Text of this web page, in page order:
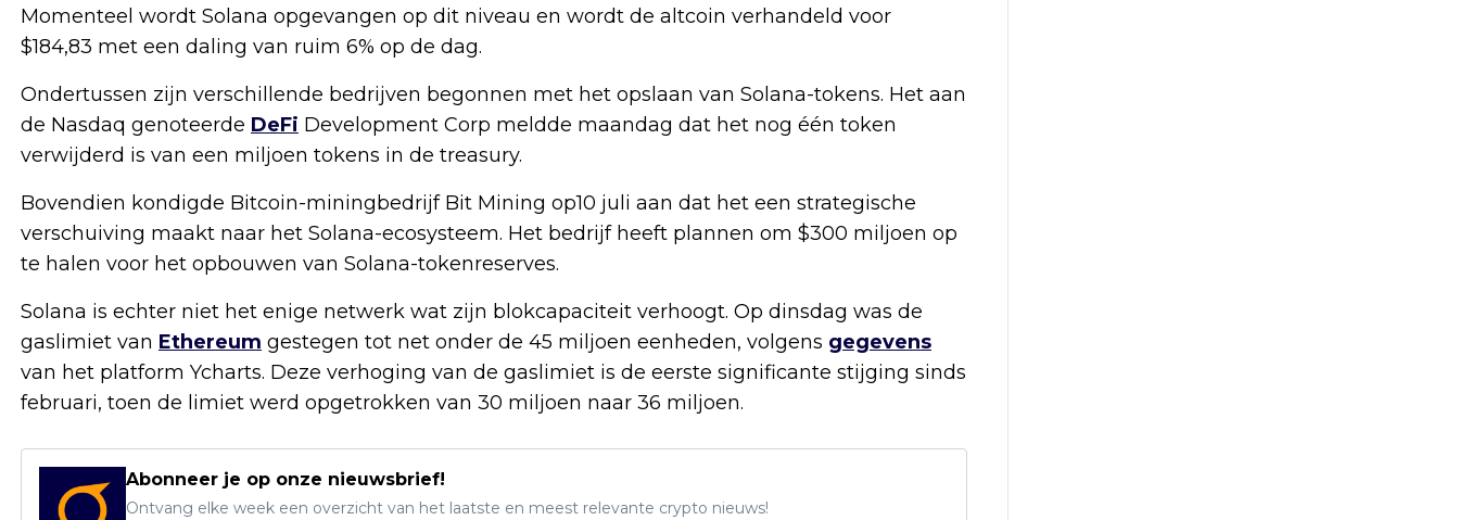
Momenteel wordt Solana opgevangen op dit niveau en wordt de altcoin verhandeld voor
$184,83 met een daling van ruim 6% op de dag.
Ondertussen zijn verschillende bedrijven begonnen met het opslaan van Solana-tokens. Het aan
de Nasdaq genoteerde DeFi Development Corp meldde maandag dat het nog één token
verwijderd is van een miljoen tokens in de treasury.
Bovendien kondigde Bitcoin-miningbedrijf Bit Mining op10 juli aan dat het een strategische
verschuiving maakt naar het Solana-ecosysteem. Het bedrijf heeft plannen om $300 miljoen op
te halen voor het opbouwen van Solana-tokenreserves.
Solana is echter niet het enige netwerk wat zijn blokcapaciteit verhoogt. Op dinsdag was de
gaslimiet van Ethereum gestegen tot net onder de 45 miljoen eenheden, volgens gegevens
van het platform Ycharts. Deze verhoging van de gaslimiet is de eerste significante stijging sinds
februari, toen de limiet werd opgetrokken van 30 miljoen naar 36 miljoen.
Abonneer je op onze nieuwsbrief!
Ontvang elke week een overzicht van het laatste en meest relevante crypto nieuws!